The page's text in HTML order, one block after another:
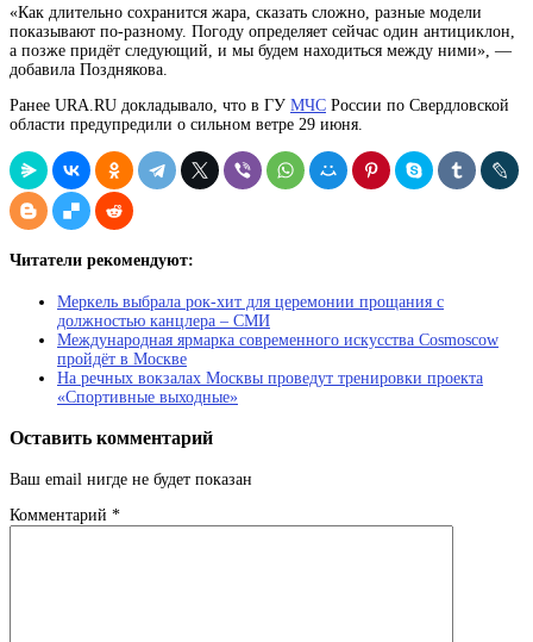
«Как длительно сохранится жара, сказать сложно, разные модели
показывают по-разному. Погоду определяет сейчас один антициклон,
а позже придёт следующий, и мы будем находиться между ними», —
добавила Позднякова.
Ранее URA.RU докладывало, что в ГУ МЧС России по Свердловской
области предупредили о сильном ветре 29 июня.
Читатели рекомендуют:
Меркель выбрала рок-хит для церемонии прощания с
должностью канцлера – СМИ
Международная ярмарка современного искусства Cosmoscow
пройдёт в Москве
На речных вокзалах Москвы проведут тренировки проекта
«Спортивные выходные»
Оставить комментарий
Ваш email нигде не будет показан
Комментарий *